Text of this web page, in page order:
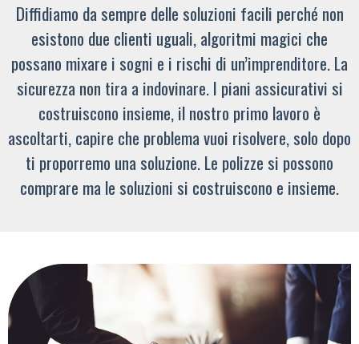
Diffidiamo da sempre delle soluzioni facili perché non
esistono due clienti uguali, algoritmi magici che
possano mixare i sogni e i rischi di un’imprenditore. La
sicurezza non tira a indovinare. I piani assicurativi si
costruiscono insieme, il nostro primo lavoro è
ascoltarti, capire che problema vuoi risolvere, solo dopo
ti proporremo una soluzione. Le polizze si possono
comprare ma le soluzioni si costruiscono e insieme.